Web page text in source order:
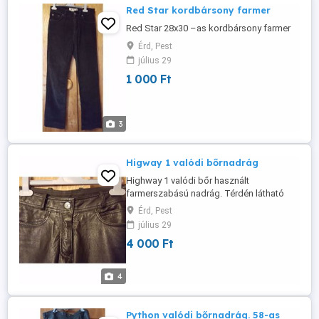
3
Red Star kordbársony farmer
Red Star 28x30 –as kordbársony farmer
Érd, Pest
július 29
1 000 Ft
4
Higway 1 valódi bőrnadrág
Highway 1 valódi bőr használt
farmerszabású nadrág. Térdén látható
sérüléssel, azon kívül hibátlan. 27x30-as
méret.
Érd, Pest
július 29
4 000 Ft
Python valódi bőrnadrág. 58-as